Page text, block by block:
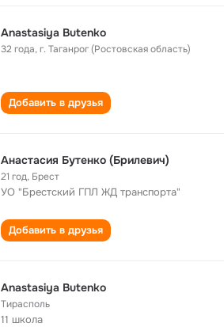
Anastasiya Butenko
32 года,г. Таганрог (Ростовская область)
Добавить в друзья
Анастасия Бутенко (Брилевич)
21 год, Брест
УО "Брестский ГПЛ ЖД транспорта"
Добавить в друзья
Anastasiya Butenko
Тирасполь
11 школа